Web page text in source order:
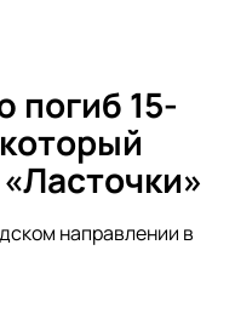
погиб 15-
направлении в